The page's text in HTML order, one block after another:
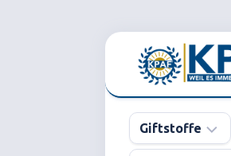
Giftstoffe